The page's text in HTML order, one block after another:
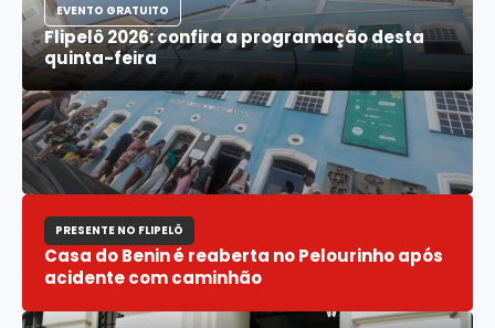
EVENTO GRATUITO
Flipelô 2026: confira a programação desta
quinta-feira
PRESENTE NO FLIPELÔ
Casa do Benin é reaberta no Pelourinho após
acidente com caminhão